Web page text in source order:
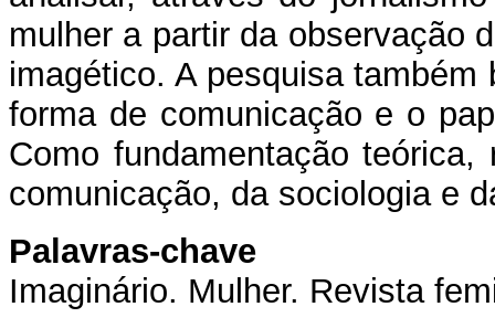
mulher a partir da observação
imagético. A pesquisa
forma de comunicação e o
Como fundamentação
comunicação, da sociologia e
Palavras-chave
Imaginário. Mulher. Revista